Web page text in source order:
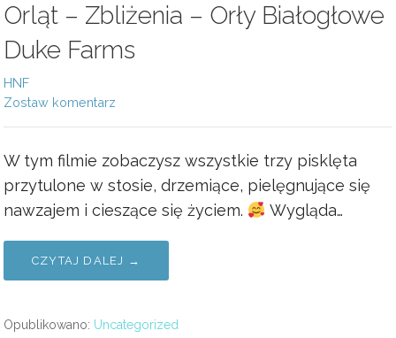
Orląt – Zbliżenia – Orły Białogłowe
Duke Farms
HNF
Zostaw komentarz
W tym filmie zobaczysz wszystkie trzy pisklęta
przytulone w stosie, drzemiące, pielęgnujące się
nawzajem i cieszące się życiem.
Wygląda…
CZYTAJ DALEJ →
Opublikowano: Uncategorized